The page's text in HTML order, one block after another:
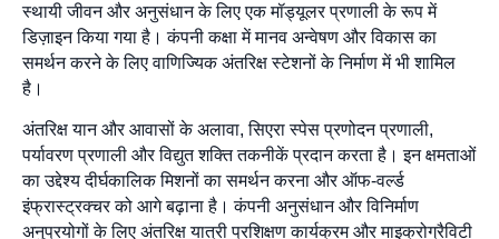
स्थायी जीवन और अनुसंधान के लिए एक मॉड्यूलर प्रणाली के रूप में
डिज़ाइन किया गया है। कंपनी कक्षा में मानव अन्वेषण और विकास का
समर्थन करने के लिए वाणिज्यिक अंतरिक्ष स्टेशनों के निर्माण में भी शामिल
है।
अंतरिक्ष यान और आवासों के अलावा, सिएरा स्पेस प्रणोदन प्रणाली,
पर्यावरण प्रणाली और विद्युत शक्ति तकनीकें प्रदान करता है। इन क्षमताओं
का उद्देश्य दीर्घकालिक मिशनों का समर्थन करना और ऑफ-वर्ल्ड
इंफ्रास्ट्रक्चर को आगे बढ़ाना है। कंपनी अनुसंधान और विनिर्माण
अनुप्रयोगों के लिए अंतरिक्ष यात्री प्रशिक्षण कार्यक्रम और माइक्रोग्रैविटी